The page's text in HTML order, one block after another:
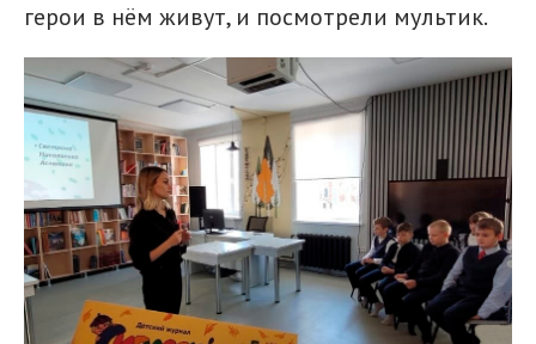
герои в нём живут, и посмотрели мультик.